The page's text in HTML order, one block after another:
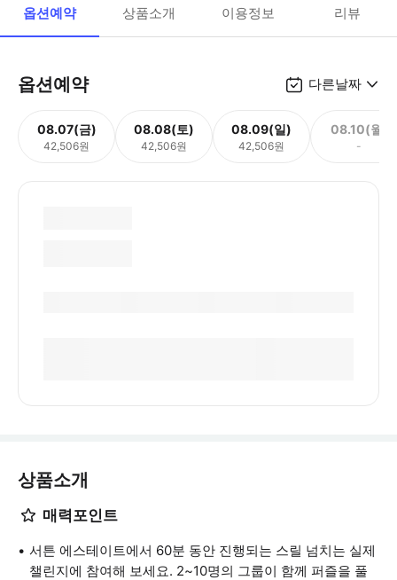
옵션예약 상품소개 이용정보 리뷰
옵션예약 다른날짜
08.07(금)
42,506원
08.08(토)
42,506원
08.09(일)
42,506원
08.10(월)
-
상품소개
매력포인트
서튼 에스테이트에서 60분 동안 진행되는 스릴 넘치는 실제
챌린지에 참여해 보세요. 2~10명의 그룹이 함께 퍼즐을 풀